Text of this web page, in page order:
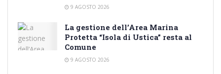
9 AGOSTO 2026
La gestione dell’Area Marina
Protetta “Isola di Ustica” resta al
Comune
9 AGOSTO 2026